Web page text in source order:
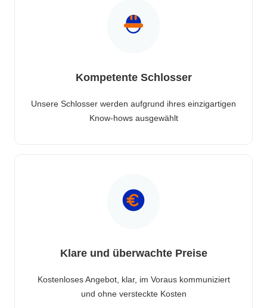
Kompetente Schlosser
Unsere Schlosser werden aufgrund ihres einzigartigen
Know-hows ausgewählt
Klare und überwachte Preise
Kostenloses Angebot, klar, im Voraus kommuniziert
und ohne versteckte Kosten